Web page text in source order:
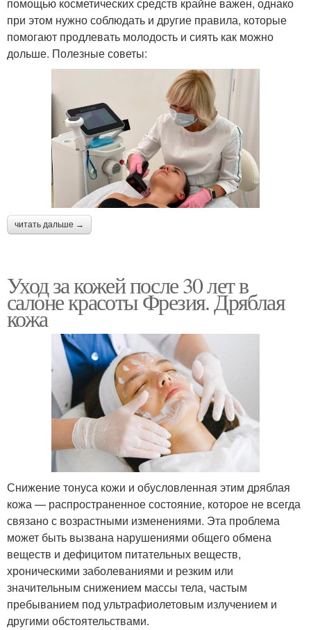
при этом нужно соблюдать и другие правила, которые
помогают продлевать молодость и сиять как можно
дольше. Полезные советы:
читать дальше →
Уход за кожей после 30 лет в
салоне красоты Фрезия. Дряблая
кожа
Снижение тонуса кожи и обусловленная этим дряблая
кожа — распространенное состояние, которое не всегда
связано с возрастными изменениями. Эта проблема
может быть вызвана нарушениями общего обмена
веществ и дефицитом питательных веществ,
хроническими заболеваниями и резким или
значительным снижением массы тела, частым
пребыванием под ультрафиолетовым излучением и
другими обстоятельствами.